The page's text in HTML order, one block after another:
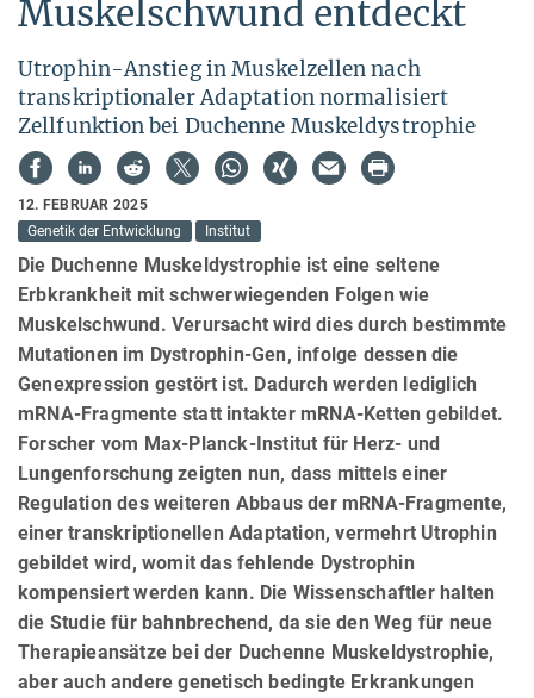
Muskelschwund entdeckt
Utrophin-Anstieg in Muskelzellen nach
transkriptionaler Adaptation normalisiert
Zellfunktion bei Duchenne Muskeldystrophie
12. FEBRUAR 2025
Genetik der Entwicklung
Institut
Die Duchenne Muskeldystrophie ist eine seltene
Erbkrankheit mit schwerwiegenden Folgen wie
Muskelschwund. Verursacht wird dies durch bestimmte
Mutationen im Dystrophin-Gen, infolge dessen die
Genexpression gestört ist. Dadurch werden lediglich
mRNA-Fragmente statt intakter mRNA-Ketten gebildet.
Forscher vom Max-Planck-Institut für Herz- und
Lungenforschung zeigten nun, dass mittels einer
Regulation des weiteren Abbaus der mRNA-Fragmente,
einer transkriptionellen Adaptation, vermehrt Utrophin
gebildet wird, womit das fehlende Dystrophin
kompensiert werden kann. Die Wissenschaftler halten
die Studie für bahnbrechend, da sie den Weg für neue
Therapieansätze bei der Duchenne Muskeldystrophie,
aber auch andere genetisch bedingte Erkrankungen